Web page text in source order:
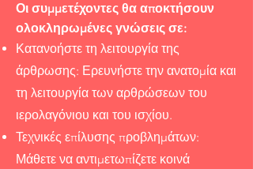
Οι συμμετέχοντες θα αποκτήσουν
ολοκληρωμένες γνώσεις σε:
Κατανοήστε τη λειτουργία της
άρθρωσης: Ερευνήστε την ανατομία και
τη λειτουργία των αρθρώσεων του
ιερολαγόνιου και του ισχίου.
Τεχνικές επίλυσης προβλημάτων:
Μάθετε να αντιμετωπίζετε κοινά